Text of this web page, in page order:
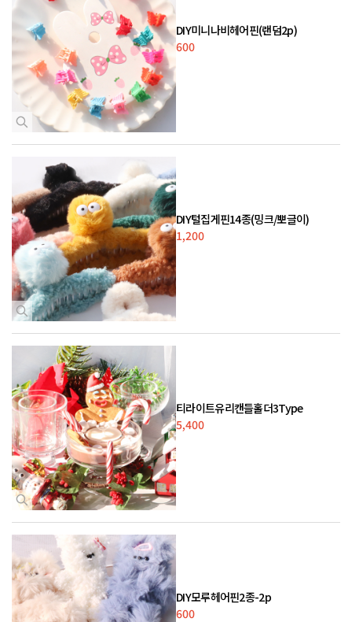
DIY미니나비헤어핀(랜덤2p)
600
DIY털집게핀14종(밍크/뽀글이)
1,200
티라이트유리캔들홀더3Type
5,400
DIY모루헤어핀2종-2p
600